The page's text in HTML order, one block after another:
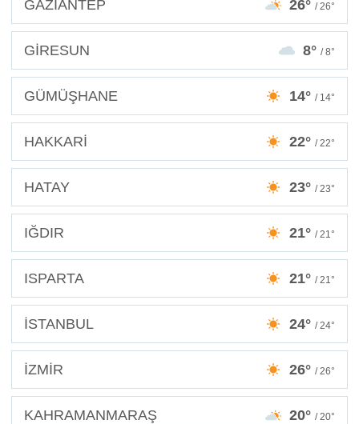
GAZİANTEP 26° / 26°
GİRESUN 8° / 8°
GÜMÜŞHANE 14° / 14°
HAKKARİ 22° / 22°
HATAY 23° / 23°
IĞDIR 21° / 21°
ISPARTA 21° / 21°
İSTANBUL 24° / 24°
İZMİR 26° / 26°
KAHRAMANMARAŞ 20° / 20°